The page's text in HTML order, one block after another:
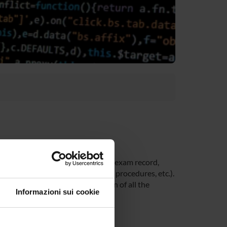
Informazioni sui cookie
at the University (Student’s exam record,
office forms, administrative procedures, etc.).
be able to receive notification of all the
app.